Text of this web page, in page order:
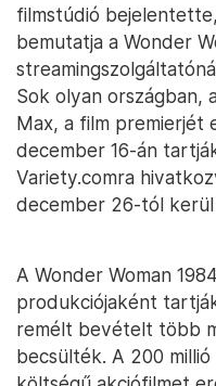
filmstúdió
bemutatja a Wonder
Sok olyan országban,
Max, a film premierjét
december 16-án
Variety.comra
december 26-tól kerül
A Wonder Woman
produkciójaként
remélt bevételt több
becsülték. A 200